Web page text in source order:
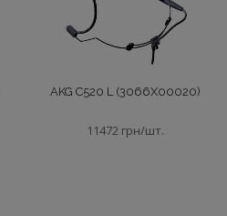
AKG C520 L (3066X00020)
11472 грн/шт.